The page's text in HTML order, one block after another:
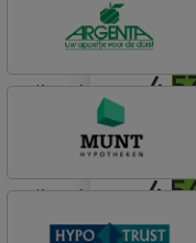
Leef Hypotheek
lineair
Argenta
Hypotheek
lineair